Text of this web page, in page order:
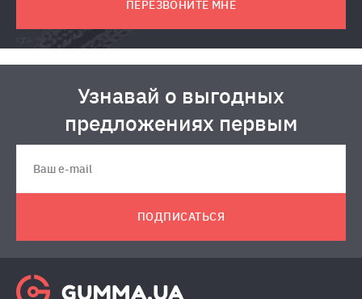
ПЕРЕЗВОНИТЕ МНЕ
Узнавай о выгодных
предложениях первым
ПОДПИСАТЬСЯ